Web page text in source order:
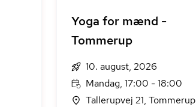
Yoga for mænd -
Tommerup
10. august, 2026
Mandag, 17:00 - 18:00
Tallerupvej 21, Tommerup